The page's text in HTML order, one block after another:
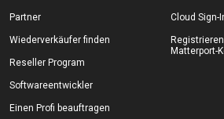
Partner
Wiederverkäufer finden
Reseller Program
Softwareentwickler
Einen Profi beauftragen
Cloud Sign-
Matterport-